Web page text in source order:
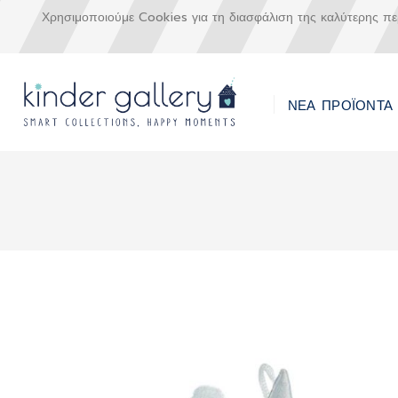
Χρησιμοποιούμε Cookies για τη διασφάλιση της καλύτερης
ΝΕΑ ΠΡΟΪΟΝΤΑ